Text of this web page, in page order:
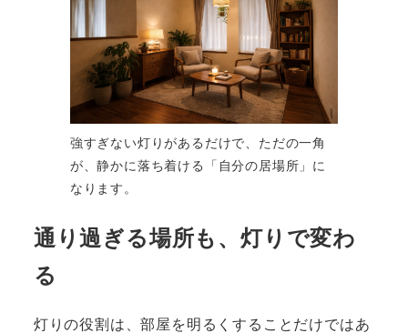
強すぎない灯りがあるだけで、ただの一角
が、静かに落ち着ける「自分の居場所」に
なります。
通り過ぎる場所も、灯りで変わ
る
灯りの役割は、部屋を明るくすることだけではあ